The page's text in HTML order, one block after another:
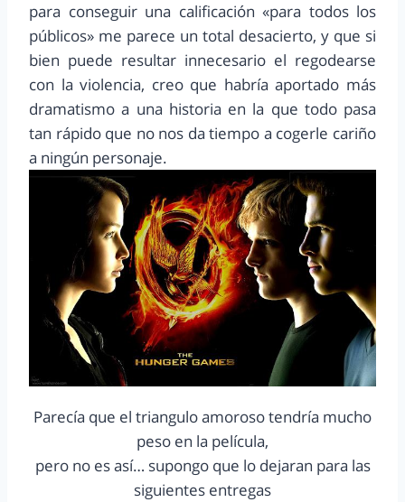
para conseguir una calificación «para todos los
públicos» me parece un total desacierto, y que si
bien puede resultar innecesario el regodearse
con la violencia, creo que habría aportado más
dramatismo a una historia en la que todo pasa
tan rápido que no nos da tiempo a cogerle cariño
a ningún personaje.
Parecía que el triangulo amoroso tendría mucho
peso en la película,
pero no es así… supongo que lo dejaran para las
siguientes entregas